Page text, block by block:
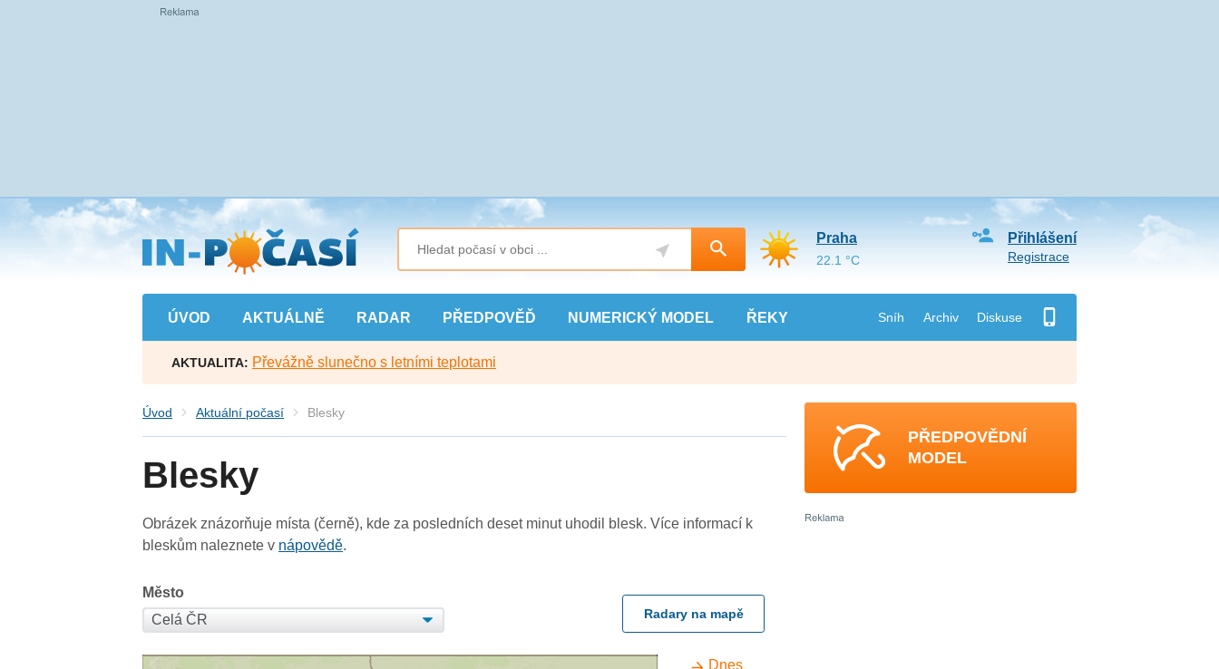
Přejít
na
hlavní
obsah
ÚVOD AKTUÁLNĚ RADAR PŘEDPOVĚĎ NUMERICKÝ MODEL ŘEKY Sníh Archiv Diskuse
Přihlášení
Registrace
Praha
22.1 °C
AKTUALITA: Převážně slunečno s letními teplotami
Úvod Aktuální počasí Blesky
Blesky
Obrázek znázorňuje místa (černě), kde za posledních deset minut uhodil blesk. Více informací k
bleskům naleznete v nápovědě.
Město
Radary na mapě
Dnes
PŘEDPOVĚDNÍ
MODEL